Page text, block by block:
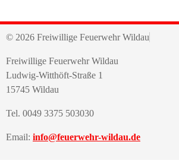
© 2026 Freiwillige Feuerwehr Wildau
Freiwillige Feuerwehr Wildau
Ludwig-Witthöft-Straße 1
15745 Wildau
Tel. 0049 3375 503030
Email: info@feuerwehr-wildau.de